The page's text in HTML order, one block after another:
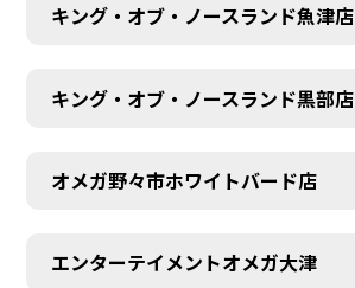
キング・オブ・ノースランド魚津店
キング・オブ・ノースランド黒部店
オメガ野々市ホワイトバード店
エンターテイメントオメガ大津